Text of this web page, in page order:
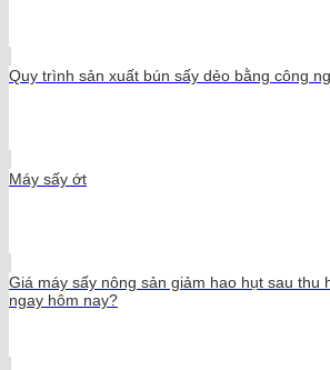
Quy trình sản xuất bún sấy dẻo bằng công
Máy sấy ớt
Giá máy sấy nông sản giảm hao hụt sau thu
ngay hôm nay?